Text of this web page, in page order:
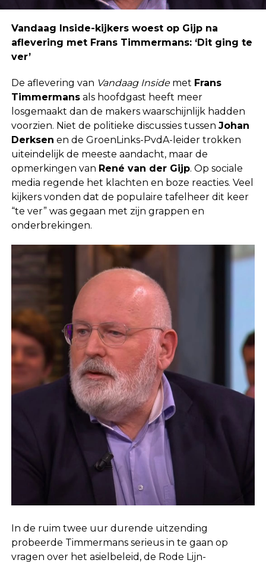
Vandaag Inside-kijkers woest op Gijp na
aflevering met Frans Timmermans: ‘Dit ging te
ver’
De aflevering van Vandaag Insidemet Frans
Timmermansals hoofdgast heeft meer
losgemaakt dan de makers waarschijnlijk hadden
voorzien. Niet de politieke discussies tussen Johan
Derksen en de GroenLinks-PvdA-leider trokken
uiteindelijk de meeste aandacht, maar de
opmerkingen van René van der Gijp. Op sociale
media regende het klachten en boze reacties. Veel
kijkers vonden dat de populaire tafelheer dit keer
“te ver” was gegaan met zijn grappen en
onderbrekingen.
In de ruim twee uur durende uitzending
probeerde Timmermans serieus in te gaan op
vragen over het asielbeleid, de Rode Lijn-